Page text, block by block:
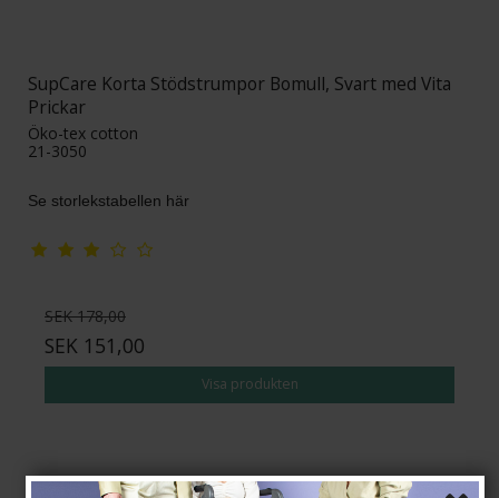
SupCare Korta Stödstrumpor Bomull, Svart med Vita
Prickar
Öko-tex cotton
21-3050
Se storlekstabellen här
SEK 178,00
SEK 151,00
Visa produkten